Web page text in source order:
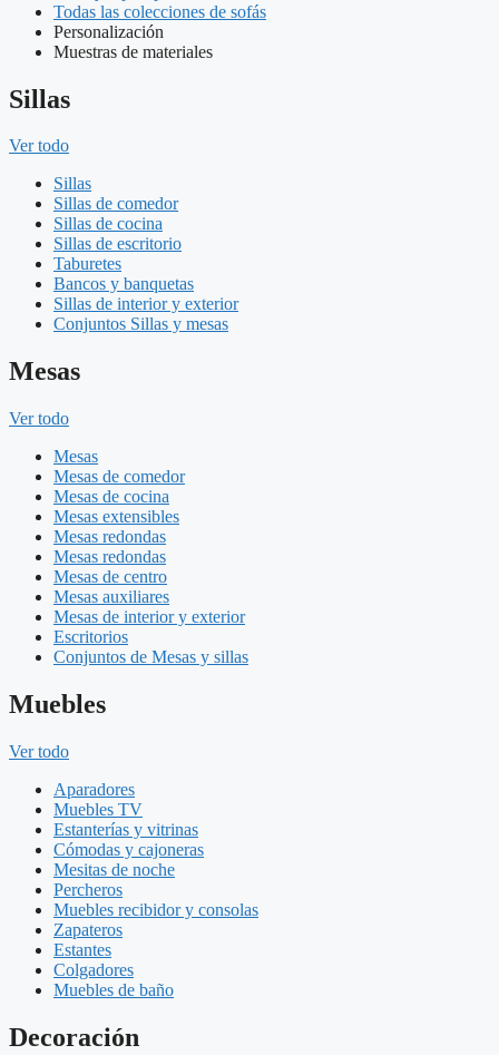
Todas las colecciones de sofás
Personalización
Muestras de materiales
Sillas
Ver todo
Sillas
Sillas de comedor
Sillas de cocina
Sillas de escritorio
Taburetes
Bancos y banquetas
Sillas de interior y exterior
Conjuntos Sillas y mesas
Mesas
Ver todo
Mesas
Mesas de comedor
Mesas de cocina
Mesas extensibles
Mesas redondas
Mesas redondas
Mesas de centro
Mesas auxiliares
Mesas de interior y exterior
Escritorios
Conjuntos de Mesas y sillas
Muebles
Ver todo
Aparadores
Muebles TV
Estanterías y vitrinas
Cómodas y cajoneras
Mesitas de noche
Percheros
Muebles recibidor y consolas
Zapateros
Estantes
Colgadores
Muebles de baño
Decoración